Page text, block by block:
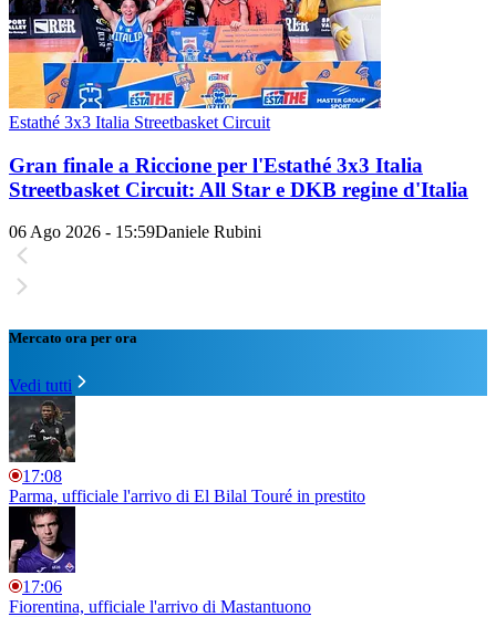
Estathé 3x3 Italia Streetbasket Circuit
Gran finale a Riccione per l'Estathé 3x3 Italia
Streetbasket Circuit: All Star e DKB regine d'Italia
06 Ago 2026 - 15:59Daniele Rubini
Mercato ora per ora
Vedi tutti
17:08
Parma, ufficiale l'arrivo di El Bilal Touré in prestito
17:06
Fiorentina, ufficiale l'arrivo di Mastantuono